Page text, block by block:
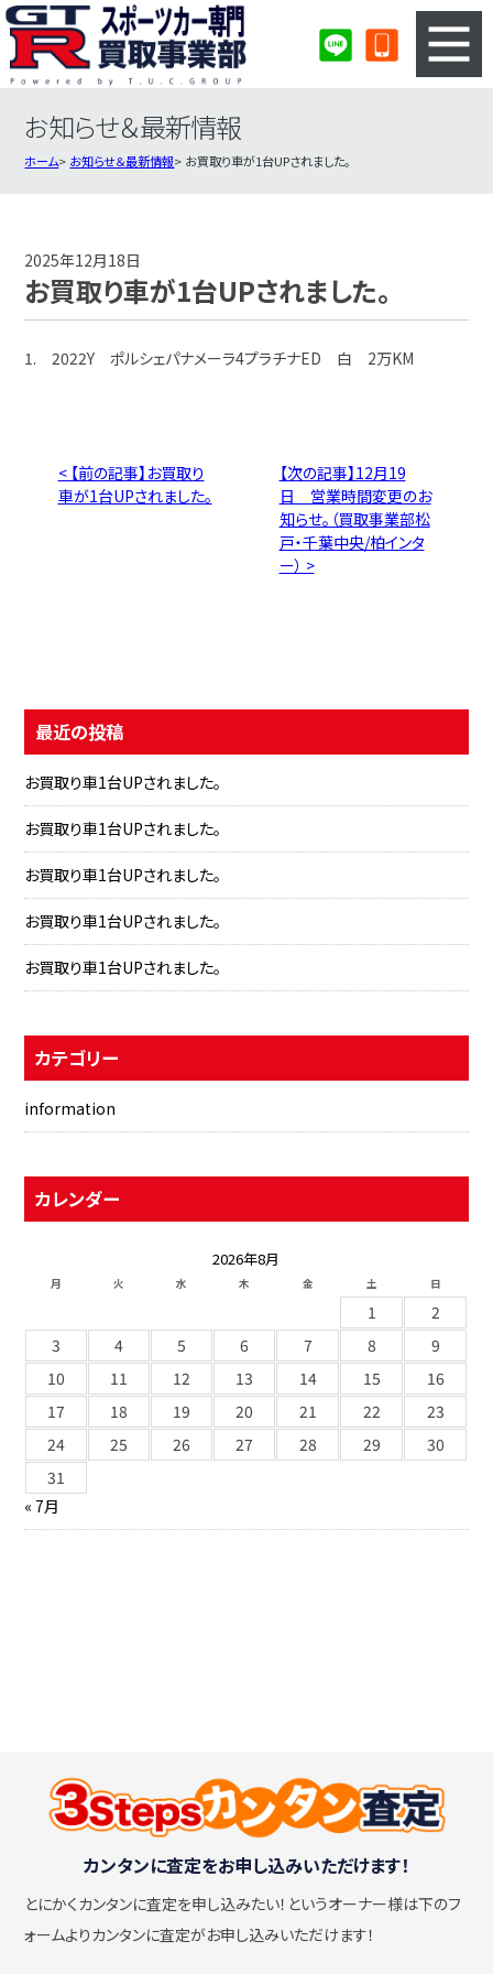
3ステップのカンタン査定
スポーツカー買取実績
お知らせ＆最新情報
ホーム お知らせ＆最新情報 お買取り車が1台UPされました。
2025年12月18日
お買取り車が1台UPされました。
1. 2022Y ポルシェパナメーラ4プラチナED 白 2万KM
< 【前の記事】お買取り
車が1台UPされました。
【次の記事】12月19
日 営業時間変更のお
知らせ。（買取事業部松
戸・千葉中央/柏インタ
ー） >
最近の投稿
お買取り車1台UPされました。
お買取り車1台UPされました。
お買取り車1台UPされました。
お買取り車1台UPされました。
お買取り車1台UPされました。
カテゴリー
information
カレンダー
2026年8月
月 火 水 木 金 土 日
1
2
3
4 5 6 7 8
9
10
11 12 13 14 15
16
17
18 19 20 21 22
23
24
25 26 27 28 29
30
31
« 7月
カンタンに査定をお申し込みいただけます！
とにかくカンタンに査定を申し込みたい！ というオーナー様は下のフ
ォームよりカンタンに査定がお申し込みいただけます！